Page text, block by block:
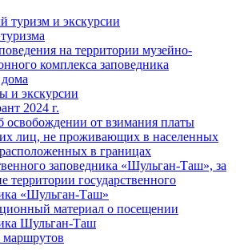
туризм и экскурсии
на территории музейно-
комплекса заповедника
и экскурсии
2024 г.
освобождении от взимания платы
лиц, не проживающих в населенных
в границах
заповедника «Шульган-Таш», за
территории государственного
«Шульган-Таш»
материал о посещении
Шульган-Таш
маршрутов